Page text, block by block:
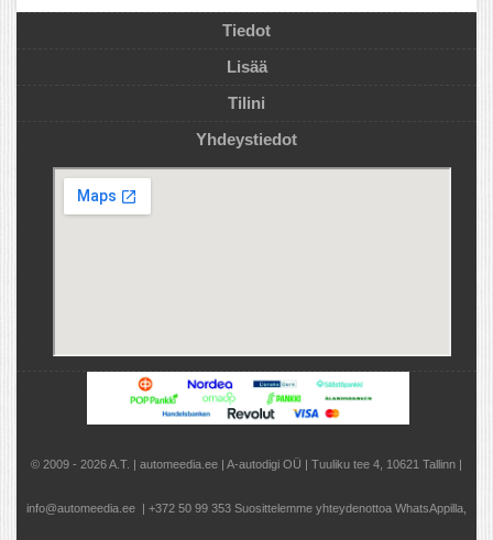
Tiedot
Lisää
Tilini
Yhdeystiedot
© 2009 - 2026 A.T. | automeedia.ee | A-autodigi OÜ | Tuuliku tee 4, 10621 Tallinn |
info@automeedia.ee | +372 50 99 353 Suosittelemme yhteydenottoa WhatsAppilla,